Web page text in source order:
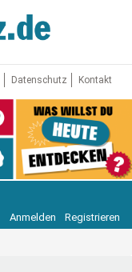
Datenschutz Kontakt
Anmelden Registrieren